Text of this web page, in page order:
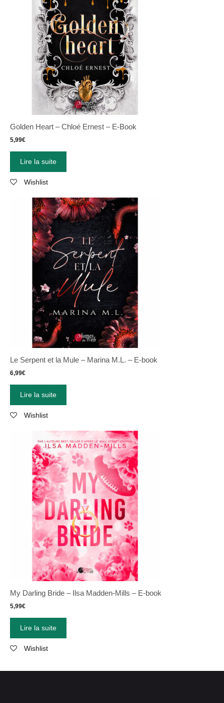
Golden Heart – Chloé Ernest – E-Book
5,99€
Lire la suite
Wishlist
Le Serpent et la Mule – Marina M.L. – E-book
6,99€
Lire la suite
Wishlist
My Darling Bride – Ilsa Madden-Mills – E-book
5,99€
Lire la suite
Wishlist